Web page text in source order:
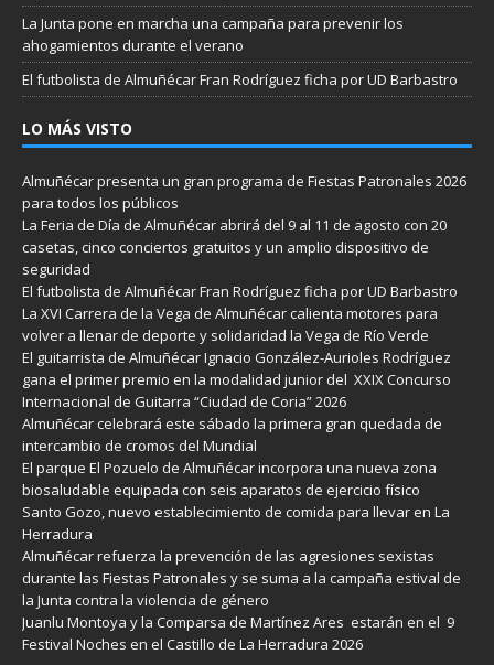
La Junta pone en marcha una campaña para prevenir los
ahogamientos durante el verano
El futbolista de Almuñécar Fran Rodríguez ficha por UD Barbastro
LO MÁS VISTO
Almuñécar presenta un gran programa de Fiestas Patronales 2026
para todos los públicos
La Feria de Día de Almuñécar abrirá del 9 al 11 de agosto con 20
casetas, cinco conciertos gratuitos y un amplio dispositivo de
seguridad
El futbolista de Almuñécar Fran Rodríguez ficha por UD Barbastro
La XVI Carrera de la Vega de Almuñécar calienta motores para
volver a llenar de deporte y solidaridad la Vega de Río Verde
El guitarrista de Almuñécar Ignacio González-Aurioles Rodríguez
gana el primer premio en la modalidad junior del XXIX Concurso
Internacional de Guitarra “Ciudad de Coria” 2026
Almuñécar celebrará este sábado la primera gran quedada de
intercambio de cromos del Mundial
El parque El Pozuelo de Almuñécar incorpora una nueva zona
biosaludable equipada con seis aparatos de ejercicio físico
Santo Gozo, nuevo establecimiento de comida para llevar en La
Herradura
Almuñécar refuerza la prevención de las agresiones sexistas
durante las Fiestas Patronales y se suma a la campaña estival de
la Junta contra la violencia de género
Juanlu Montoya y la Comparsa de Martínez Ares estarán en el 9
Festival Noches en el Castillo de La Herradura 2026